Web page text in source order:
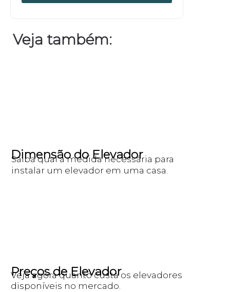
Veja também:
Dimensão do Elevador
Saiba qual a medida necessária para
instalar um elevador em uma casa.
Preços de Elevador
Veja agora quanto custa os elevadores
disponíveis no mercado.